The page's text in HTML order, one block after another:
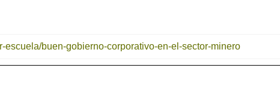
escuela/buen-gobierno-corporativo-en-el-sector-minero